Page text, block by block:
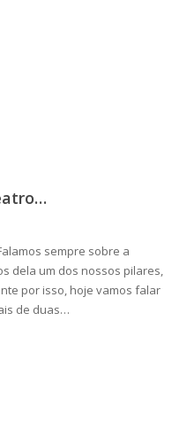
sempre sobre a
dela um dos nossos pilares,
por isso, hoje vamos falar
de duas…